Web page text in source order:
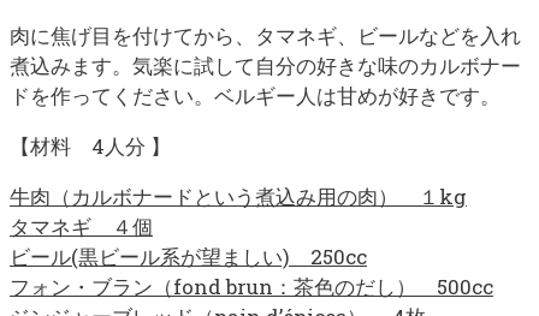
肉に焦げ目を付けてから、タマネギ、ビールなどを入れ
煮込みます。気楽に試して自分の好きな味のカルボナー
ドを作ってください。ベルギー人は甘めが好きです。
【材料 4人分 】
牛肉（カルボナードという煮込み用の肉） １kg
タマネギ ４個
ビール(黒ビール系が望ましい) 250cc
フォン・ブラン（fond brun：茶色のだし） 500cc